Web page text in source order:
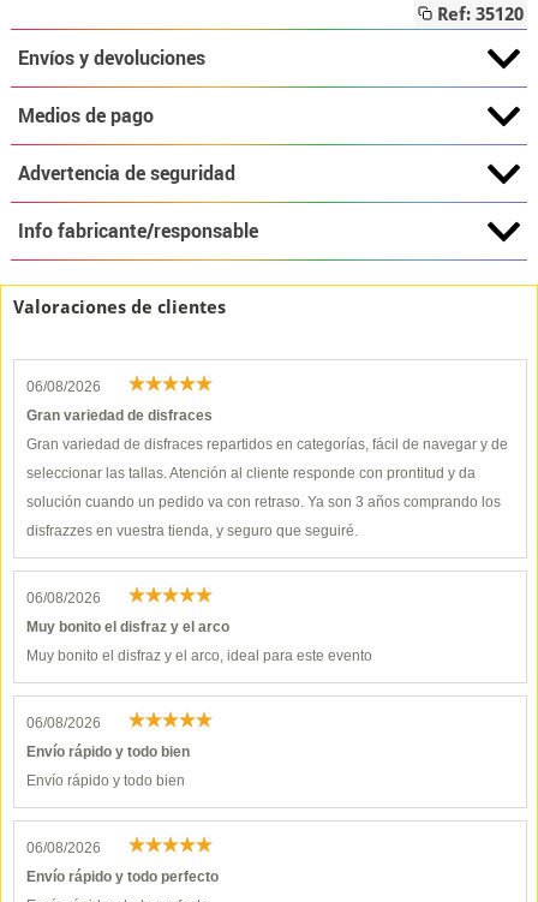
Ref: 35120
Envíos y devoluciones
Medios de pago
Advertencia de seguridad
Info fabricante/responsable
Valoraciones de clientes
06/08/2026
Gran variedad de disfraces
Gran variedad de disfraces repartidos en categorías, fácil de navegar y de
seleccionar las tallas. Atención al cliente responde con prontitud y da
solución cuando un pedido va con retraso. Ya son 3 años comprando los
disfrazzes en vuestra tienda, y seguro que seguiré.
06/08/2026
Muy bonito el disfraz y el arco
Muy bonito el disfraz y el arco, ideal para este evento
06/08/2026
Envío rápido y todo bien
Envío rápido y todo bien
06/08/2026
Envío rápido y todo perfecto